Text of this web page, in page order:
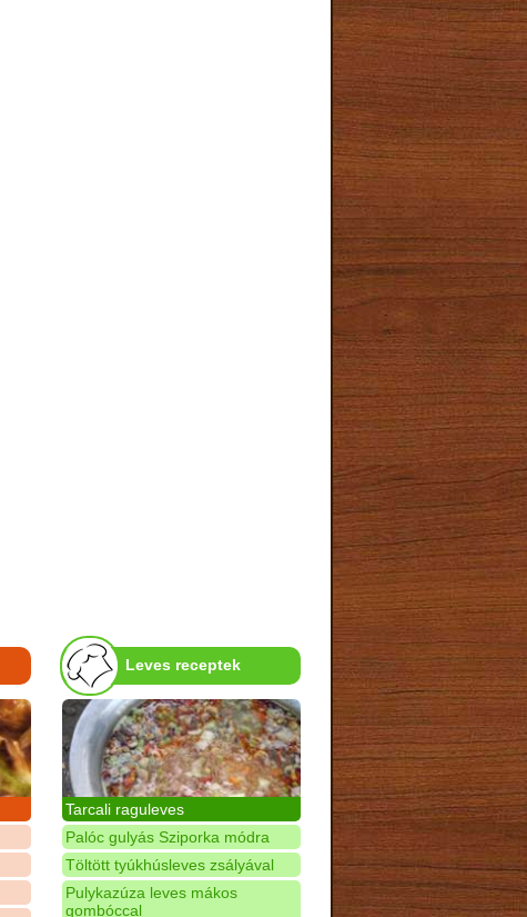
Leves receptek
Tarcali raguleves
Palóc gulyás Sziporka módra
Töltött tyúkhúsleves zsályával
Pulykazúza leves mákos
gombóccal